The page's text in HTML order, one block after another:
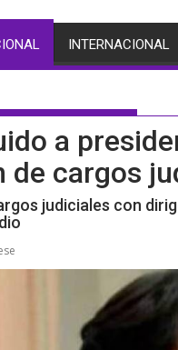
INTERNACIONAL
a
de cargos
judiciales con